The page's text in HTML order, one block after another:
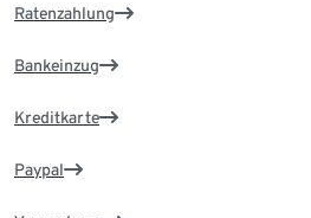
Ratenzahlung
Bankeinzug
Kreditkarte
Paypal